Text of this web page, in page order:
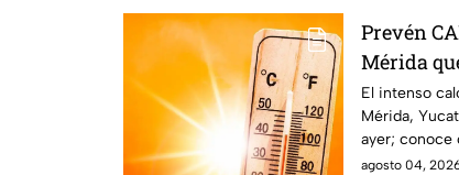
Prevén
Mérida
MÁS
El intenso
Mérida,
ayer; conoce
Estado.
agosto 04,